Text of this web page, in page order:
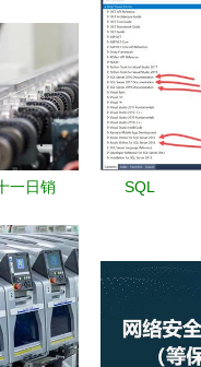
一日销
是如何
极速发
？背后
密竟是
SQL
找指南
MSDN联机
丛书与通信